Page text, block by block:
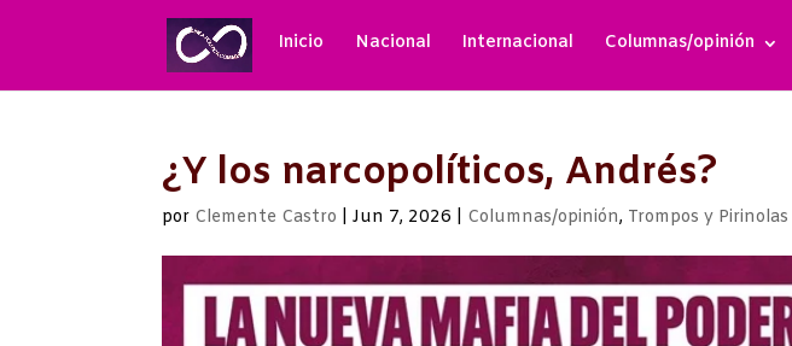
Inicio Nacional Internacional Columnas/opinión
¿Y los narcopolíticos, Andrés?
por Clemente Castro |Jun 7, 2026 Columnas/opinión, Trompos y Pirinolas